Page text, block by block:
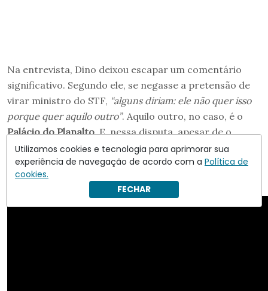
Na entrevista, Dino deixou escapar um comentário
significativo. Segundo ele, se negasse a pretensão de
virar ministro do STF, “alguns diriam: ele não quer isso
porque quer aquilo outro”. Aquilo outro, no caso, é o
Palácio do Planalto. E, nessa disputa, apesar de o
ministro fustigar o“bolsonarismo”cotidianamente,
seus maiores adversários são os aliados petistas de
ocasião.
Utilizamos cookies e tecnologia para aprimorar sua
experiência de navegação de acordo com a Política de
cookies.
FECHAR